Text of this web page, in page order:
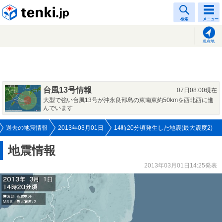
検索 メニュー
現在地
台風13号情報
07日08:00現在
大型で強い台風13号が沖永良部島の東南東約50kmを西北西に進
んでいます
過去の地震情報 2013年03月01日 14時20分頃発生した地震(最大震度2)
地震情報
2013年03月01日14:25発表